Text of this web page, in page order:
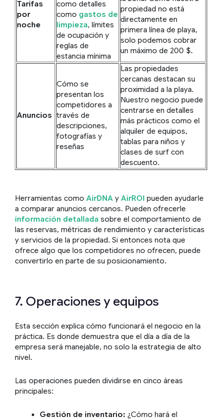
Tarifas
por
noche
como detalles
como gastos de
limpieza, límites
de ocupación y
reglas de
estancia mínima
propiedad no está
directamente en
primera línea de playa,
solo podemos cobrar
un máximo de 200 $.
Anuncios
Cómo se
presentan los
competidores a
través de
descripciones,
fotografías y
reseñas
Las propiedades
cercanas destacan su
proximidad a la playa.
Nuestro negocio puede
centrarse en detalles
más prácticos como el
alquiler de equipos,
tablas para niños y
clases de surf con
descuento.
Herramientas como AirDNA y AirROI pueden ayudarle
a comparar anuncios cercanos. Pueden ofrecerle
información detallada sobre el comportamiento de
las reservas, métricas de rendimiento y características
y servicios de la propiedad. Si entonces nota que
ofrece algo que los competidores no ofrecen, puede
convertirlo en parte de su posicionamiento.
7. Operaciones y equipos
Esta sección explica cómo funcionará el negocio en la
práctica. Es donde demuestra que el día a día de la
empresa será manejable, no solo la estrategia de alto
nivel.
Las operaciones pueden dividirse en cinco áreas
principales:
Gestión de inventario: ¿Cómo hará el